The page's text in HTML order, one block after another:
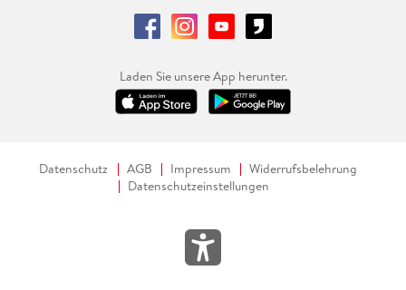
Laden Sie unsere App herunter.
Datenschutz AGB Impressum
Widerrufsbelehrung
Datenschutzeinstellungen